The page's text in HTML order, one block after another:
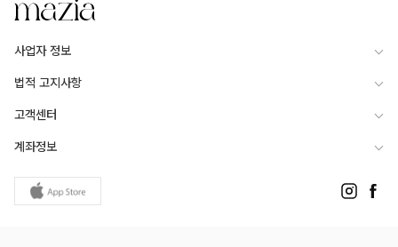
사업자 정보
법적 고지사항
고객센터
계좌정보